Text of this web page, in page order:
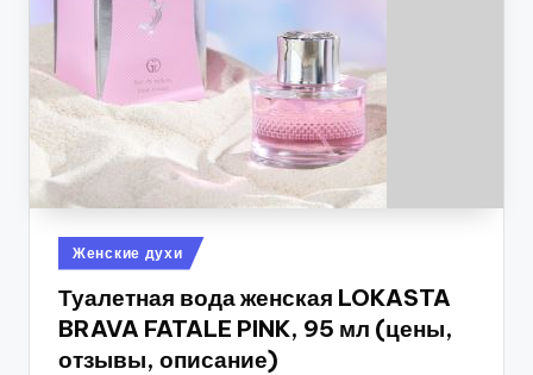
Опубликовано
в
Женские духи
Туалетная вода женская LOKASTA
BRAVA FATALE PINK, 95 мл (цены,
отзывы, описание)